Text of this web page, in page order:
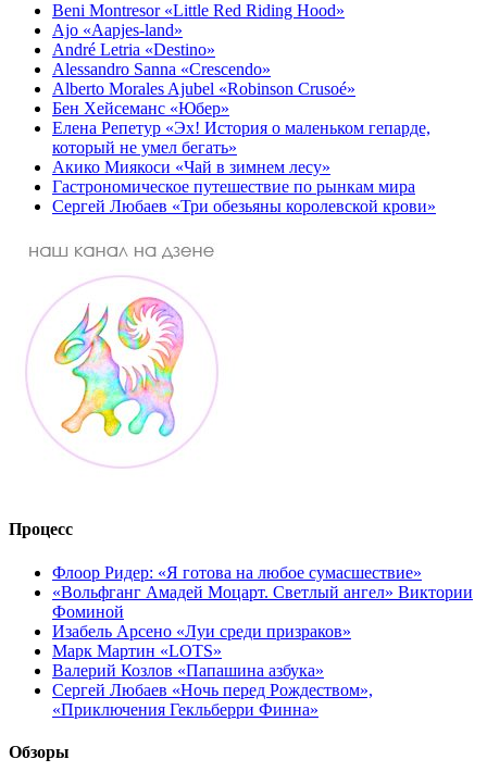
Beni Montresor «Little Red Riding Hood»
Ajo «Aapjes-land»
André Letria «Destino»
Alessandro Sanna «Crescendo»
Alberto Morales Ajubel «Robinson Crusoé»
Бен Хейсеманс «Юбер»
Елена Репетур «Эх! История о маленьком гепарде,
который не умел бегать»
Акико Миякоси «Чай в зимнем лесу»
Гастрономическое путешествие по рынкам мира
Сергей Любаев «Три обезьяны королевской крови»
Процесс
Флоор Ридер: «Я готова на любое сумасшествие»
«Вольфганг Амадей Моцарт. Светлый ангел» Виктории
Фоминой
Изабель Арсено «Луи среди призраков»
Марк Мартин «LOTS»
Валерий Козлов «Папашина азбука»
Сергей Любаев «Ночь перед Рождеством»,
«Приключения Гекльберри Финна»
Обзоры